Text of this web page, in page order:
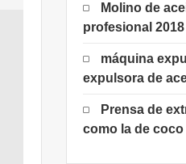
Molino de
profesional 2018
máquina
expulsora de
Prensa de
como la de coco